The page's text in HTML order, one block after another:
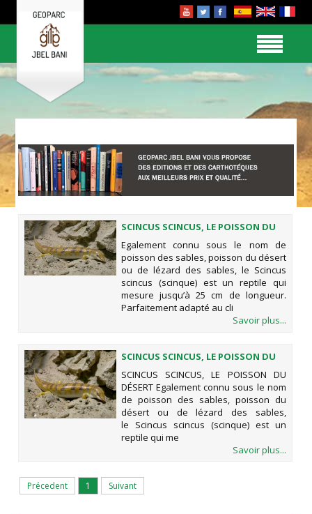
SCINCUS SCINCUS, LE POISSON DU
DÉSERT
Egalement connu sous le nom de
poisson des sables, poisson du désert
ou de lézard des sables, le Scincus
scincus (scinque) est un reptile qui
mesure jusqu’à 25 cm de longueur.
Parfaitement adapté au cli
Savoir plus...
SCINCUS SCINCUS, LE POISSON DU
SCINCUS SCINCUS, LE POISSON DU
DÉSERT Egalement connu sous le nom
de poisson des sables, poisson du
désert ou de lézard des sables,
le Scincus scincus (scinque) est un
reptile qui me
Savoir plus...
Précedent 1 Suivant